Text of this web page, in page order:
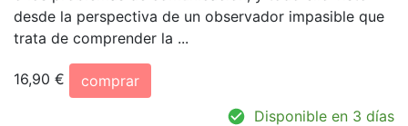
desde la perspectiva de un observador impasible que
trata de comprender la ...
16,90 €
comprar
Disponible en 3 días